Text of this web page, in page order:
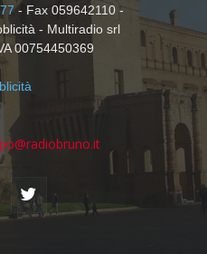
- Fax 059642110 -
- Multiradio srl
00754450369